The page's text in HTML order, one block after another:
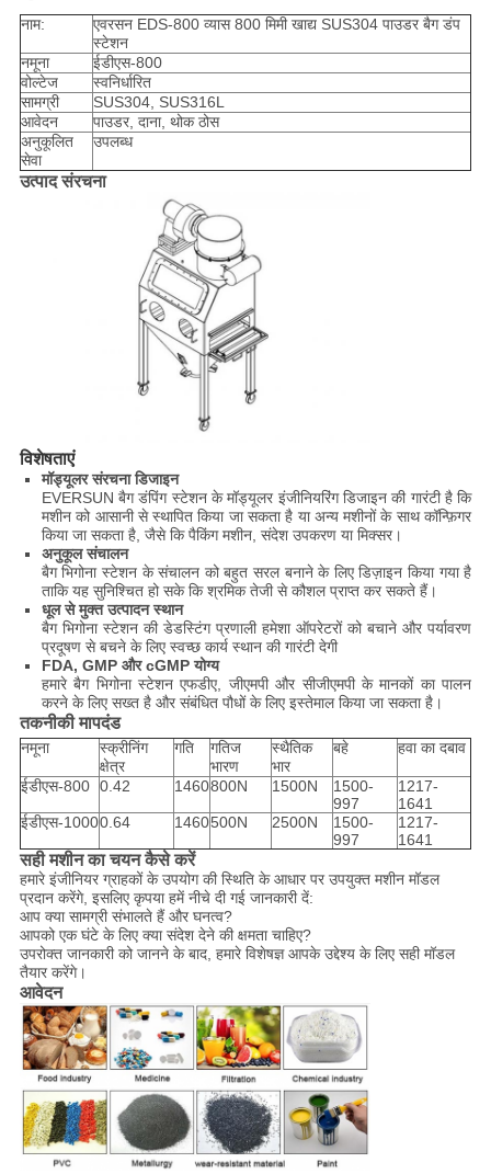
नाम:
एवरसन EDS-800 व्यास 800 मिमी खाद्य SUS304 पाउडर बैग डंप
स्टेशन
नमूना
ईडीएस-800
वोल्टेज
स्वनिर्धारित
सामग्री
SUS304, SUS316L
आवेदन
पाउडर, दाना, थोक ठोस
अनुकूलित
सेवा
उपलब्ध
उत्पाद संरचना
विशेषताएं
मॉड्यूलर संरचना डिजाइन
EVERSUN बैग डंपिंग स्टेशन के मॉड्यूलर इंजीनियरिंग डिजाइन की गारंटी है कि
मशीन को आसानी से स्थापित किया जा सकता है या अन्य मशीनों के साथ कॉन्फ़िगर
किया जा सकता है, जैसे कि पैकिंग मशीन, संदेश उपकरण या मिक्सर।
अनुकूल संचालन
बैग भिगोना स्टेशन के संचालन को बहुत सरल बनाने के लिए डिज़ाइन किया गया है
ताकि यह सुनिश्चित हो सके कि श्रमिक तेजी से कौशल प्राप्त कर सकते हैं।
धूल से मुक्त उत्पादन स्थान
बैग भिगोना स्टेशन की डेडस्टिंग प्रणाली हमेशा ऑपरेटरों को बचाने और पर्यावरण
प्रदूषण से बचने के लिए स्वच्छ कार्य स्थान की गारंटी देगी
FDA, GMP और cGMP योग्य
हमारे बैग भिगोना स्टेशन एफडीए, जीएमपी और सीजीएमपी के मानकों का पालन
करने के लिए सख्त है और संबंधित पौधों के लिए इस्तेमाल किया जा सकता है।
तकनीकी मापदंड
नमूना
स्क्रीनिंग
क्षेत्र
गति
गतिज
भारण
स्थैतिक
भार
बहे हवा का दबाव
ईडीएस-800 0.42 1460800N 1500N
1500-
997
1217-
1641
ईडीएस-10000.64 1460500N 2500N
1500-
997
1217-
1641
सही मशीन का चयन कैसे करें
हमारे इंजीनियर ग्राहकों के उपयोग की स्थिति के आधार पर उपयुक्त मशीन मॉडल
प्रदान करेंगे, इसलिए कृपया हमें नीचे दी गई जानकारी दें:
आप क्या सामग्री संभालते हैं और घनत्व?
आपको एक घंटे के लिए क्या संदेश देने की क्षमता चाहिए?
उपरोक्त जानकारी को जानने के बाद, हमारे विशेषज्ञ आपके उद्देश्य के लिए सही मॉडल
तैयार करेंगे।
आवेदन